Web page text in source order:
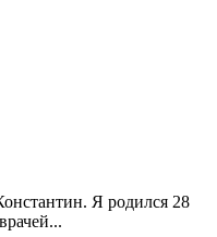
Я родился 28